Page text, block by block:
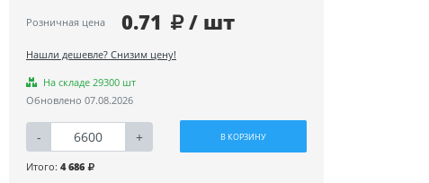
Розничная цена 0.71 / шт
Нашли дешевле? Снизим цену!
На складе 29300 шт
Обновлено 07.08.2026
- + В КОРЗИНУ
Итого: 4 686